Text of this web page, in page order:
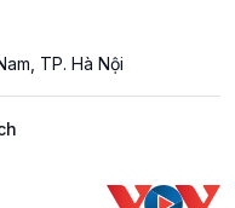
TP. Hà Nội